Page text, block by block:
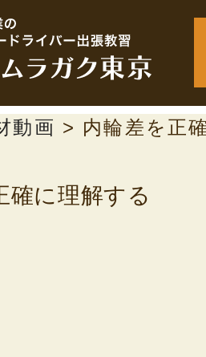
動画 > 内輪差を正
確に理解する